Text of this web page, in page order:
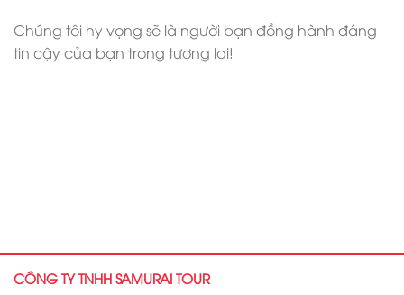
Chúng tôi hy vọng sẽ là người bạn đồng hành đáng
tin cậy của bạn trong tương lai!
CÔNG TY TNHH SAMURAI TOUR